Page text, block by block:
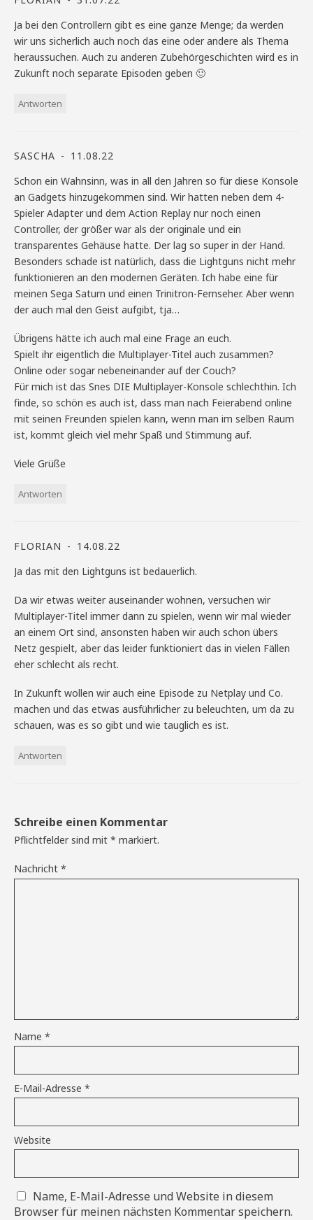
Ja bei den Controllern gibt es eine ganze Menge; da werden
wir uns sicherlich auch noch das eine oder andere als Thema
heraussuchen. Auch zu anderen Zubehörgeschichten wird es in
Zukunft noch separate Episoden geben 🙂
Antworten
SASCHA
11.08.22
Schon ein Wahnsinn, was in all den Jahren so für diese Konsole
an Gadgets hinzugekommen sind. Wir hatten neben dem 4-
Spieler Adapter und dem Action Replay nur noch einen
Controller, der größer war als der originale und ein
transparentes Gehäuse hatte. Der lag so super in der Hand.
Besonders schade ist natürlich, dass die Lightguns nicht mehr
funktionieren an den modernen Geräten. Ich habe eine für
meinen Sega Saturn und einen Trinitron-Fernseher. Aber wenn
der auch mal den Geist aufgibt, tja…
Übrigens hätte ich auch mal eine Frage an euch.
Spielt ihr eigentlich die Multiplayer-Titel auch zusammen?
Online oder sogar nebeneinander auf der Couch?
Für mich ist das Snes DIE Multiplayer-Konsole schlechthin. Ich
finde, so schön es auch ist, dass man nach Feierabend online
mit seinen Freunden spielen kann, wenn man im selben Raum
ist, kommt gleich viel mehr Spaß und Stimmung auf.
Viele Grüße
Antworten
FLORIAN
14.08.22
Ja das mit den Lightguns ist bedauerlich.
Da wir etwas weiter auseinander wohnen, versuchen wir
Multiplayer-Titel immer dann zu spielen, wenn wir mal wieder
an einem Ort sind, ansonsten haben wir auch schon übers
Netz gespielt, aber das leider funktioniert das in vielen Fällen
eher schlecht als recht.
In Zukunft wollen wir auch eine Episode zu Netplay und Co.
machen und das etwas ausführlicher zu beleuchten, um da zu
schauen, was es so gibt und wie tauglich es ist.
Antworten
Schreibe einen Kommentar
Pflichtfelder sind mit * markiert.
Nachricht *
Name *
E-Mail-Adresse *
Website
Name, E-Mail-Adresse und Website in diesem
Browser für meinen nächsten Kommentar speichern.